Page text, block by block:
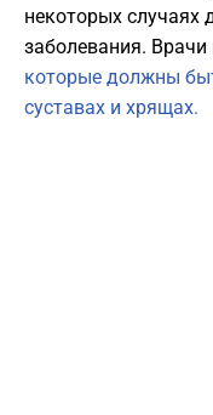
некоторых случаях
заболевания. Врачи
которые должны
суставах и хрящах.